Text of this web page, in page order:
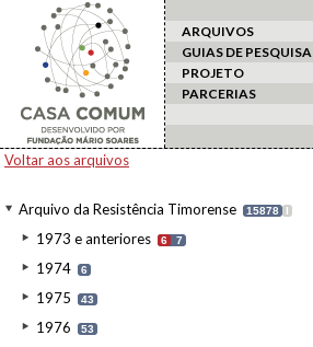
ARQUIVOS
GUIAS DE PESQUISA
PROJETO
PARCERIAS
Voltar aos arquivos
Arquivo da Resistência Timorense 15878 I
1973 e anteriores 6 7
1974 6
1975 43
1976 53